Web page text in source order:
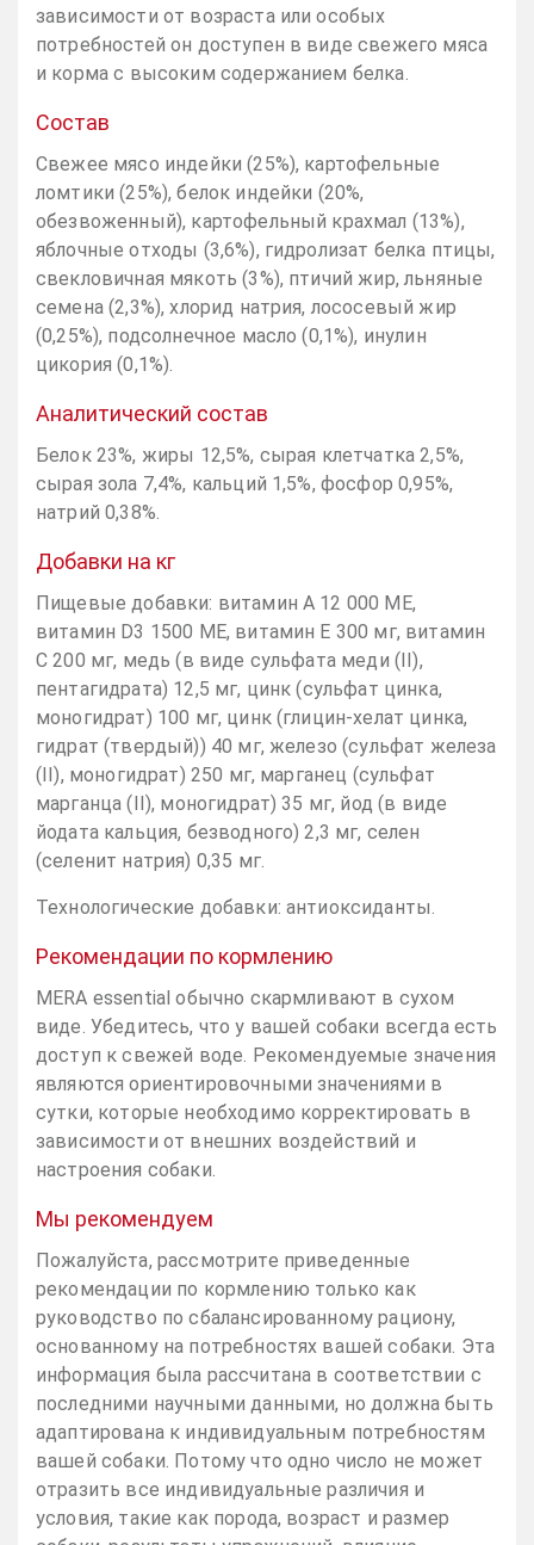
зависимости от возраста или особых
потребностей он доступен в виде свежего мяса
и корма с высоким содержанием белка.
Состав
Свежее мясо индейки (25%), картофельные
ломтики (25%), белок индейки (20%,
обезвоженный), картофельный крахмал (13%),
яблочные отходы (3,6%), гидролизат белка птицы,
свекловичная мякоть (3%), птичий жир, льняные
семена (2,3%), хлорид натрия, лососевый жир
(0,25%), подсолнечное масло (0,1%), инулин
цикория (0,1%).
Аналитический состав
Белок 23%, жиры 12,5%, сырая клетчатка 2,5%,
сырая зола 7,4%, кальций 1,5%, фосфор 0,95%,
натрий 0,38%.
Добавки на кг
Пищевые добавки: витамин A 12 000 МЕ,
витамин D3 1500 МЕ, витамин E 300 мг, витамин
C 200 мг, медь (в виде сульфата меди (II),
пентагидрата) 12,5 мг, цинк (сульфат цинка,
моногидрат) 100 мг, цинк (глицин-хелат цинка,
гидрат (твердый)) 40 мг, железо (сульфат железа
(II), моногидрат) 250 мг, марганец (сульфат
марганца (II), моногидрат) 35 мг, йод (в виде
йодата кальция, безводного) 2,3 мг, селен
(селенит натрия) 0,35 мг.
Технологические добавки: антиоксиданты.
Рекомендации по кормлению
MERA essential обычно скармливают в сухом
виде. Убедитесь, что у вашей собаки всегда есть
доступ к свежей воде. Рекомендуемые значения
являются ориентировочными значениями в
сутки, которые необходимо корректировать в
зависимости от внешних воздействий и
настроения собаки.
Мы рекомендуем
Пожалуйста, рассмотрите приведенные
рекомендации по кормлению только как
руководство по сбалансированному рациону,
основанному на потребностях вашей собаки. Эта
информация была рассчитана в соответствии с
последними научными данными, но должна быть
адаптирована к индивидуальным потребностям
вашей собаки. Потому что одно число не может
отразить все индивидуальные различия и
условия, такие как порода, возраст и размер